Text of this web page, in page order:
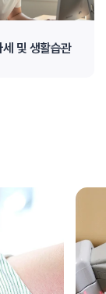
및 생활습관